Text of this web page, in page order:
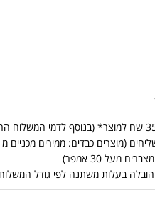
מעל 30 אמפר)
משתנה לפי גודל המשלוח ומרחק